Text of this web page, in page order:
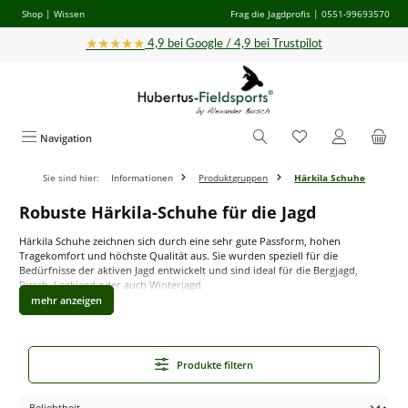
Zum Hauptinhalt springen
Shop | Wissen Frag die Jagdprofis | 0551-99693570
★★★★★ 4,9 bei Google / 4,9 bei Trustpilot
Navigation
Sie sind hier: Informationen Produktgruppen Härkila Schuhe
Robuste Härkila-Schuhe für die Jagd
Härkila Schuhe zeichnen sich durch eine sehr gute Passform, hohen
Tragekomfort und höchste Qualität aus. Sie wurden speziell für die
Bedürfnisse der aktiven Jagd entwickelt und sind ideal für die Bergjagd,
Pirsch, Lockjagd oder auch Winterjagd.
Ob für die Pirsch, die Bergjagd, die Drück- oder Ansitzjagd: Die Härkila
Schuhe überzeugen mit hohem Tragekomfort und ausgezeichneter Qualität.
In unserem Sortiment bieten wir Ihnen eine vielseitige Auswahl – unter
Produkte filtern